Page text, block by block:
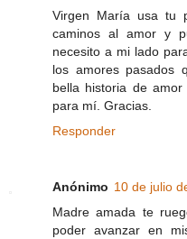
Virgen María usa tu
caminos al amor y
necesito a mi lado
los amores pasados
bella historia de
para mí. Gracias.
Responder
Anónimo 10 de julio
Madre amada te
poder avanzar en